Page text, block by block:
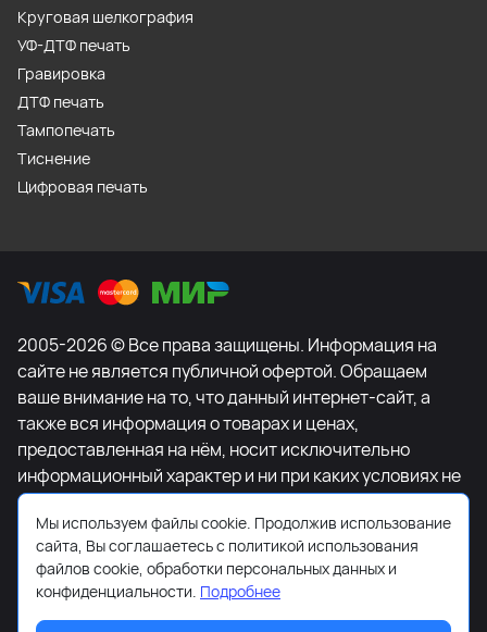
Круговая шелкография
УФ-ДТФ печать
Гравировка
ДТФ печать
Тампопечать
Тиснение
Цифровая печать
2005-2026 © Все права защищены. Информация на
сайте не является публичной офертой. Обращаем
ваше внимание на то, что данный интернет-сайт, а
также вся информация о товарах и ценах,
предоставленная на нём, носит исключительно
информационный характер и ни при каких условиях не
является публичной офертой, определяемой
положениями Статьи 437 Гражданского кодекса
Российской Федерации. Для получения подробной
информации о наличии и стоимости указанных
товаров и (или) услуг, пожалуйста, обращайтесь к
Мы используем файлы cookie. Продолжив использование
сайта, Вы соглашаетесь с политикой использования
файлов cookie, обработки персональных данных и
конфиденциальности. Подробнее